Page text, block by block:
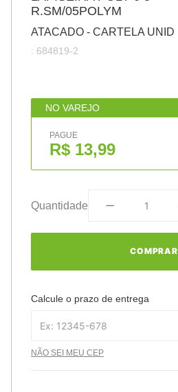
R.SM/05POLYM
ATACADO - CARTELA UNID
: 684819-2
NO VAREJO
PAGUE
R$ 13,99
Quantidade
COMPRAR
Calcule o prazo de entrega
NÃO SEI MEU CEP
pincel
cola
barbante